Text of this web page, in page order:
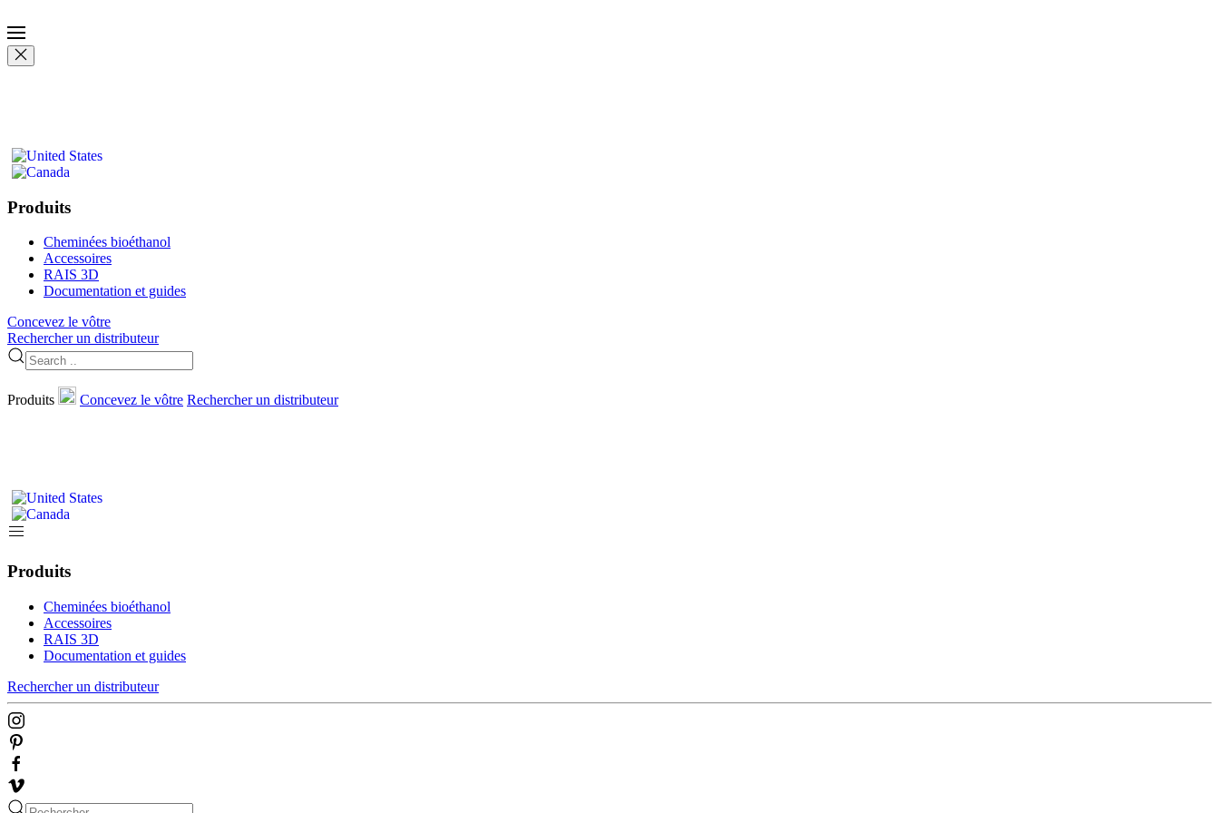
Produits
Cheminées bioéthanol
Accessoires
RAIS 3D
Documentation et guides
Concevez le vôtre
Rechercher un distributeur
Produits Concevez le vôtre Rechercher un distributeur
Produits
Cheminées bioéthanol
Accessoires
RAIS 3D
Documentation et guides
Rechercher un distributeur